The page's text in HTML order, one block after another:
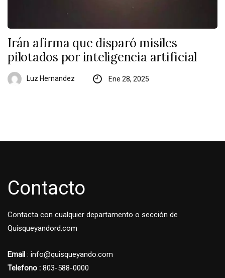
Irán afirma que disparó misiles
pilotados por inteligencia artificial
Luz Hernandez Ene 28, 2025
Contacto
Contacta con cualquier departamento o sección de
Quisqueyandord.com
Email : info@quisqueyando.com
Telefono : 803-588-0000